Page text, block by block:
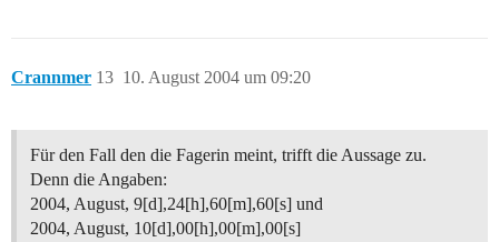
Crannmer 10. August 2004 um 09:20
13
Für den Fall den die Fagerin meint, trifft die Aussage zu.
Denn die Angaben:
2004, August, 9[d],24[h],60[m],60[s] und
2004, August, 10[d],00[h],00[m],00[s]